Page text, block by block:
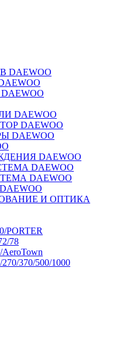
DAEWOO
DAEWOO
DAEWOO
DAEWOO
DAEWOO
DAEWOO
И ОПТИКА
78
370/500/1000